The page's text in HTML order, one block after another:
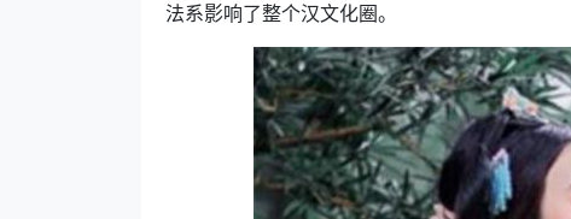
法系影响了整个汉文化圈。